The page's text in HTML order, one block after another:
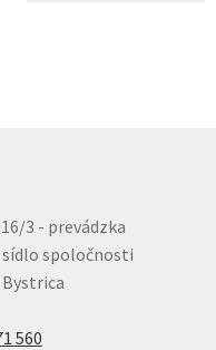
3 - prevádzka
sídlo spoločnosti
Bystrica
560